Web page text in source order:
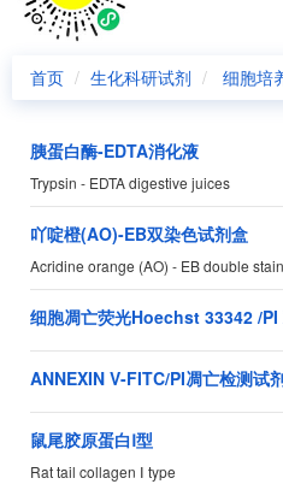
首页 生化科研试剂 细胞培
胰蛋白酶-EDTA消化液
Trypsin - EDTA digestive juices
吖啶橙(AO)-EB双染色试剂盒
Acridine orange (AO) - EB double
细胞凋亡荧光Hoechst 33342 /PI
ANNEXIN V-FITC/PI凋亡检测试
鼠尾胶原蛋白Ⅰ型
Rat tail collagen Ⅰ type